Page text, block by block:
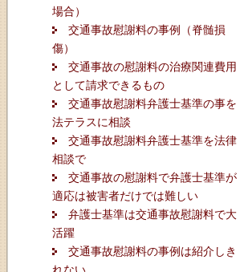
場合）
交通事故慰謝料の事例（脊髄損
傷）
交通事故の慰謝料の治療関連費用
として請求できるもの
交通事故慰謝料弁護士基準の事を
法テラスに相談
交通事故慰謝料弁護士基準を法律
相談で
交通事故の慰謝料で弁護士基準が
適応は被害者だけでは難しい
弁護士基準は交通事故慰謝料で大
活躍
交通事故慰謝料の事例は紹介しき